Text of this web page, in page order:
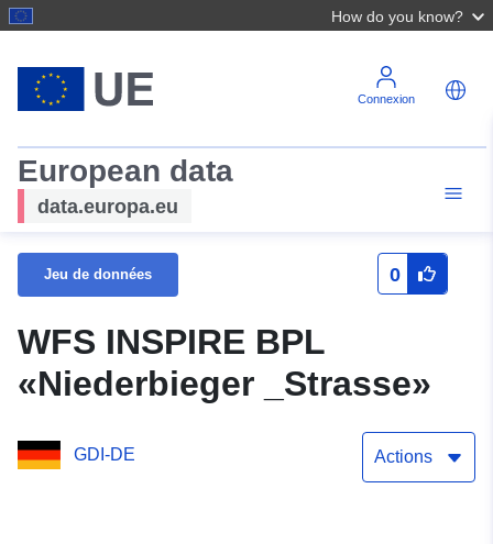
How do you know?
Connexion
European data
data.europa.eu
Jeu de données 0
WFS INSPIRE BPL
«Niederbieger _Strasse»
GDI-DE Actions